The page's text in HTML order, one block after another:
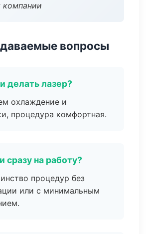
вопросы
делать лазер?
охлаждение и
процедура комфортная.
сразу на работу?
процедур без
или с минимальным